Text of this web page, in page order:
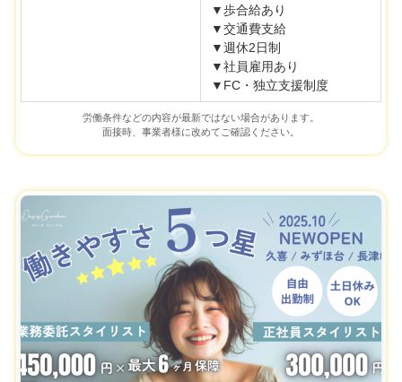
▼歩合給あり
▼交通費支給
▼週休2日制
▼社員雇用あり
▼FC・独立支援制度
労働条件などの内容が最新ではない場合があります。
面接時、事業者様に改めてご確認ください。